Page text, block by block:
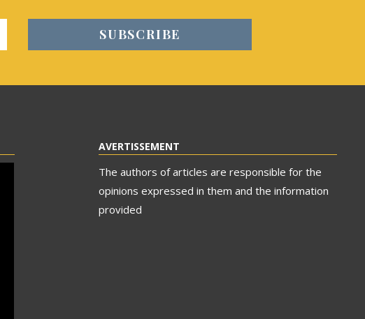
AVERTISSEMENT
The authors of articles are responsible for the
opinions expressed in them and the information
provided